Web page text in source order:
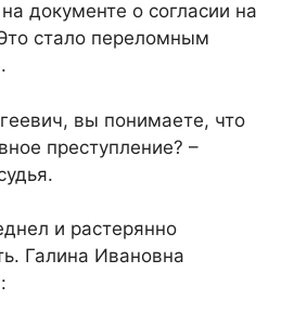
документе о согласии на
стало переломным
вы понимаете, что
преступление? –
и растерянно
Галина Ивановна